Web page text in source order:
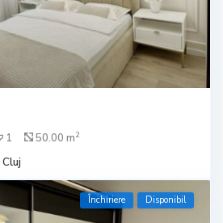
1 50.00 m2
Cluj
Închiriere Disponibil